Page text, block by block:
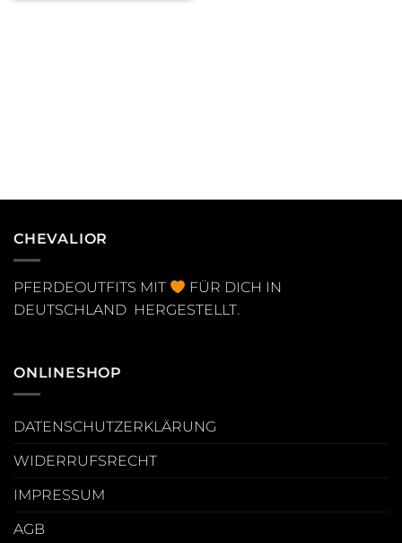
CHEVALIOR
PFERDEOUTFITS MIT
FÜR DICH IN
DEUTSCHLAND HERGESTELLT.
ONLINESHOP
DATENSCHUTZERKLÄRUNG
WIDERRUFSRECHT
IMPRESSUM
AGB